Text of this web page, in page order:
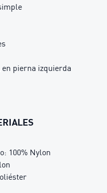
en pierna izquierda
100% Nylon